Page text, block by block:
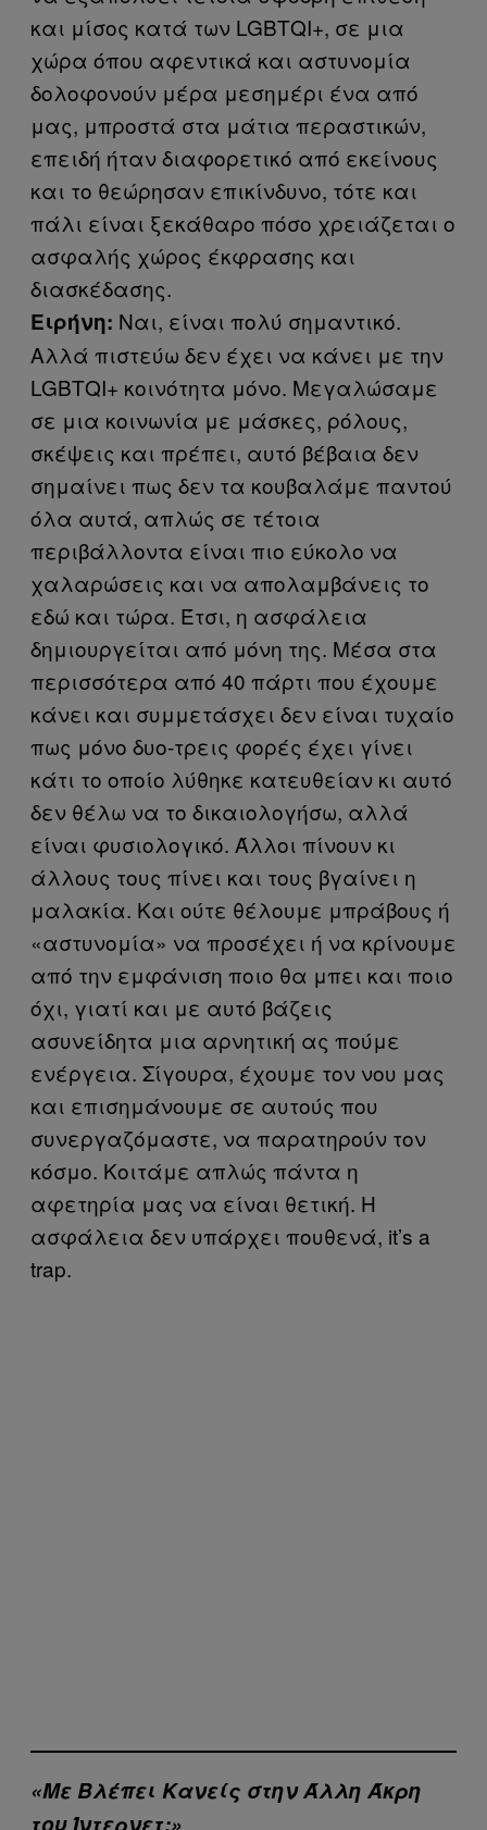
και μίσος κατά των LGBTQI+, σε μια
χώρα όπου αφεντικά και αστυνομία
δολοφονούν μέρα μεσημέρι ένα από
μας, μπροστά στα μάτια περαστικών,
επειδή ήταν διαφορετικό από εκείνους
και το θεώρησαν επικίνδυνο, τότε και
πάλι είναι ξεκάθαρο πόσο χρειάζεται ο
ασφαλής χώρος έκφρασης και
διασκέδασης.
Ειρήνη: Ναι, είναι πολύ σημαντικό.
Αλλά πιστεύω δεν έχει να κάνει με την
LGBTQΙ+ κοινότητα μόνο. Μεγαλώσαμε
σε μια κοινωνία με μάσκες, ρόλους,
σκέψεις και πρέπει, αυτό βέβαια δεν
σημαίνει πως δεν τα κουβαλάμε παντού
όλα αυτά, απλώς σε τέτοια
περιβάλλοντα είναι πιο εύκολο να
χαλαρώσεις και να απολαμβάνεις το
εδώ και τώρα. Έτσι, η ασφάλεια
δημιουργείται από μόνη της. Μέσα στα
περισσότερα από 40 πάρτι που έχουμε
κάνει και συμμετάσχει δεν είναι τυχαίο
πως μόνο δυο-τρεις φορές έχει γίνει
κάτι το οποίο λύθηκε κατευθείαν κι αυτό
δεν θέλω να το δικαιολογήσω, αλλά
είναι φυσιολογικό. Άλλοι πίνουν κι
άλλους τους πίνει και τους βγαίνει η
μαλακία. Και ούτε θέλουμε μπράβους ή
«αστυνομία» να προσέχει ή να κρίνουμε
από την εμφάνιση ποιο θα μπει και ποιο
όχι, γιατί και με αυτό βάζεις
ασυνείδητα μια αρνητική ας πούμε
ενέργεια. Σίγουρα, έχουμε τον νου μας
και επισημάνουμε σε αυτούς που
συνεργαζόμαστε, να παρατηρούν τον
κόσμο. Κοιτάμε απλώς πάντα η
αφετηρία μας να είναι θετική. Η
ασφάλεια δεν υπάρχει πουθενά, it’s a
trap.
«Με Βλέπει Κανείς στην Άλλη Άκρη